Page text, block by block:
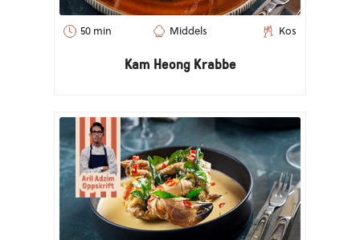
50 min Middels Kos
Kam Heong Krabbe